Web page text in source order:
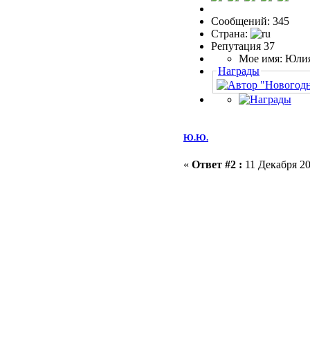
Сообщений: 345
Страна:
Репутация 37
Мое имя:
Награды
Ю.Ю.
« Ответ #2 : 11 Декабря